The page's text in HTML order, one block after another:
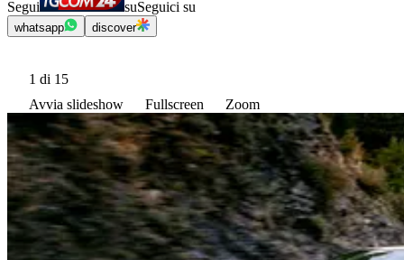
Segui suSeguici su
whatsapp discover
1 di 15
Avvia slideshow
Fullscreen Zoom